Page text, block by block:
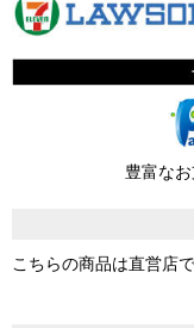
豊富な
こちらの商品は直営店